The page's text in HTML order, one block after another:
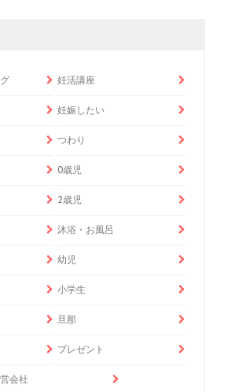
妊活講座
妊娠したい
つわり
0歳児
2歳児
沐浴・お風呂
幼児
小学生
旦那
プレゼント
会社